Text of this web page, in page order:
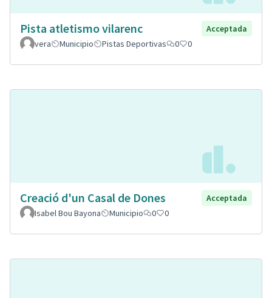
Pista atletismo vilarenc
Acceptada
vera
Municipio Pistas Deportivas 0 0
Creació d'un Casal de Dones
Acceptada
Isabel Bou Bayona
Municipio 0 0